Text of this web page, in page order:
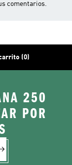
comentarios.
(0)
250
POR